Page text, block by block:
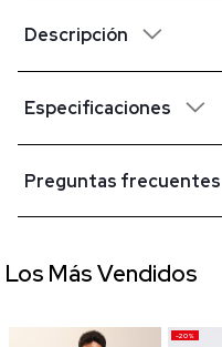
Descripción
Especificaciones
Preguntas frecuentes
-20%
Los Más Vendidos